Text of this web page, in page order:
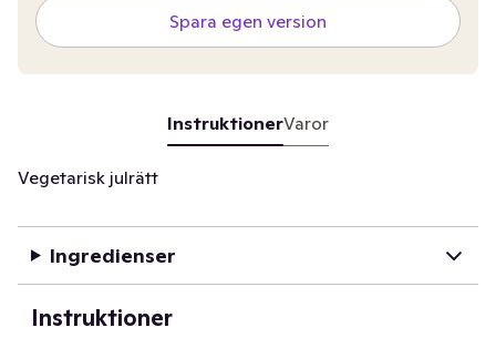
Spara egen version
InstruktionerVaror
Vegetarisk julrätt
Ingredienser
Instruktioner